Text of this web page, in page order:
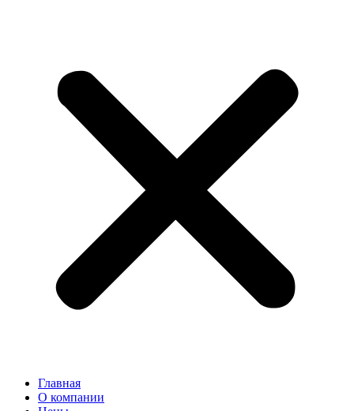
Главная
О компании